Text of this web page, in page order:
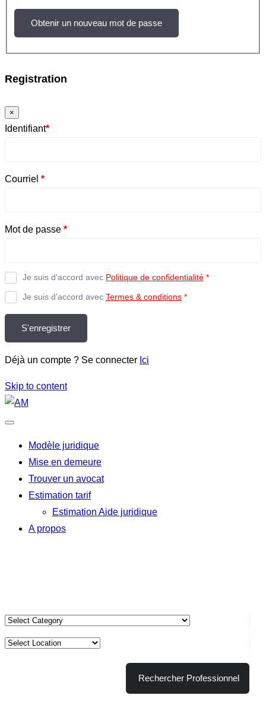
Obtenir un nouveau mot de passe
Registration
×
Identifiant*
Courriel *
Mot de passe *
Je suis d'accord avec Politique de confidentialité *
Je suis d'accord avec Termes & conditions *
S'enregistrer
Déjà un compte ? Se connecter Ici
Skip to content
Modèle juridique
Mise en demeure
Trouver un avocat
Estimation tarif
Estimation Aide juridique
A propos
Rechercher Professionnel